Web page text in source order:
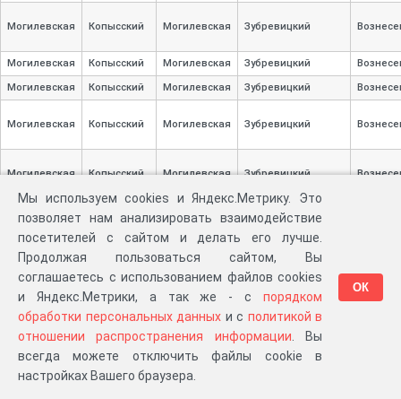
Могилевская Копысский Могилевская Зубревицкий
Могилевская Копысский Могилевская Зубревицкий
Могилевская Копысский Могилевская Зубревицкий
Могилевская Копысский Могилевская Зубревицкий
Могилевская Копысский Могилевская Зубревицкий
Могилевская Копысский Могилевская Зубревицкий
Могилевская Копысский Могилевская Зубревицкий
Могилевская Копысский Могилевская Зубревицкий
Могилевская Могилевская
Мы используем cookies и Яндекс.Метрику. Это
позволяет нам анализировать взаимодействие
посетителей с сайтом и делать его лучше.
Продолжая пользоваться сайтом, Вы
соглашаетесь с использованием файлов cookies
и Яндекс.Метрики, а так же - с порядком
обработки персональных данных и с политикой в
отношении распространения информации . Вы
всегда можете отключить файлы cookie в
настройках Вашего браузера.
ОК